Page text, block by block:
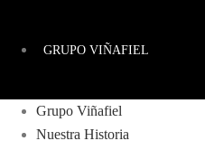
GRUPO VIÑAFIEL
Grupo Viñafiel
Nuestra Historia